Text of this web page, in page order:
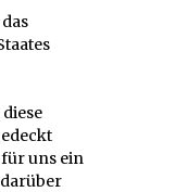
uns ein